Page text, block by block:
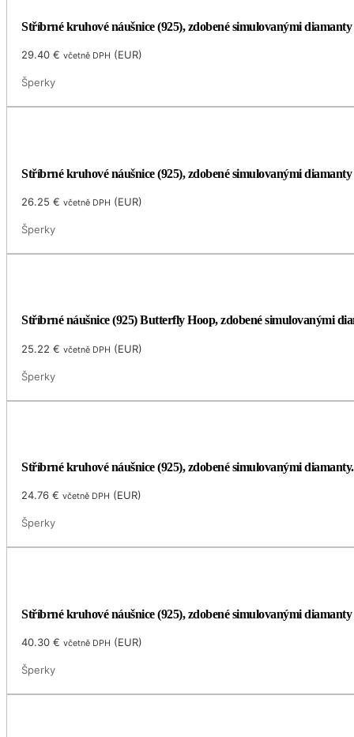
Stříbrné kruhové náušnice (925), zdobené simulovanými
29.40€ včetně DPH (EUR)
Šperky
Stříbrné kruhové náušnice (925), zdobené simulovanými diamanty
26.25€ včetně DPH (EUR)
Šperky
Stříbrné náušnice (925) Butterfly Hoop, zdobené simulovanými
25.22€ včetně DPH (EUR)
Šperky
Stříbrné kruhové náušnice (925), zdobené simulovanými diamanty.
24.76€ včetně DPH (EUR)
Šperky
Stříbrné kruhové náušnice (925), zdobené simulovanými diamanty
40.30€ včetně DPH (EUR)
Šperky